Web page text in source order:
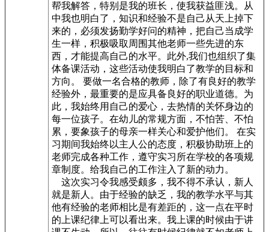
帮我解答，特别是我的班长，使我获益匪浅。从
中我也明白了，知识和经验不是自己从天上掉下
来的，必须发扬勤学好问的精神，把自己当成学
生一样，积极吸取周围其他老师一些先进的东
西，才能提高自己的水平。此外,我们也组织了集
体备课活动，这些活动使我明白了教学的目标和
方向。 要做一名合格的教师，除了有良好的教学
经验外，最重要的是应具备良好的职业道德。为
此，我始终用自己的爱心，去热情的关怀身边的
每一位孩子。在幼儿的常规方面，不怕苦、不怕
累，要象孩子的母亲一样关心和爱护他们。 在实
习期间我始终以主人公的态度，积极协助班上的
老师完成各种工作，遵守实习所在学校的各项规
章制度。给我自己的工作注入了新的动力。
这次实习令我感受颇多，我不得不承认，新人
就是新人。由于经验的缺乏，我的教学水平与其
他有经验的老师相比是有差距的，这一点在平时
的上课纪律上可以看出来。我上课的时候由于讲